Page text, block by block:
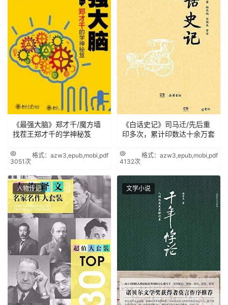
《最强大脑》郑才千/魔方墙
找茬王郑才千的学神秘笈
3051次
格式：azw3,epub,mobi,pdf
《白话史记》司马迁/先后重
印多次，累计印数达十余万套
4132次
格式：azw3,epub,mobi,pdf
人物传记 文学小说